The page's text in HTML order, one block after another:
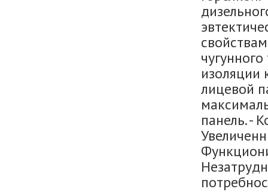
изоляции
лицевой
панель. -